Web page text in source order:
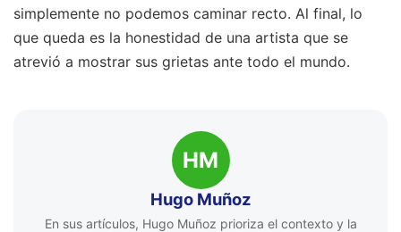
simplemente no podemos caminar recto. Al final, lo
que queda es la honestidad de una artista que se
atrevió a mostrar sus grietas ante todo el mundo.
HM
Hugo Muñoz
En sus artículos, Hugo Muñoz prioriza el contexto y la